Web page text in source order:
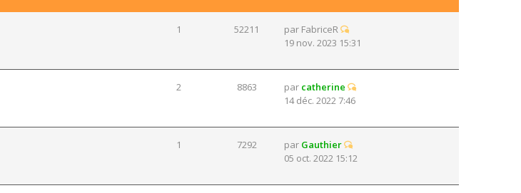
1 52211 par FabriceR
19 nov. 2023 15:31
2 8863 par catherine
14 déc. 2022 7:46
1 7292 par Gauthier
05 oct. 2022 15:12